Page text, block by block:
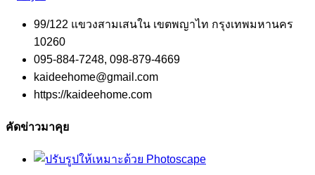
99/122 แขวงสามเสนใน เขตพญาไท กรุงเทพมหานคร
10260
095-884-7248, 098-879-4669
kaideehome@gmail.com
https://kaideehome.com
คัดข่าวมาคุย